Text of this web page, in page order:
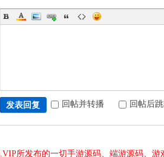
发表回复 回帖并转播 回帖后
所发布的一切手游源码、端游源码、